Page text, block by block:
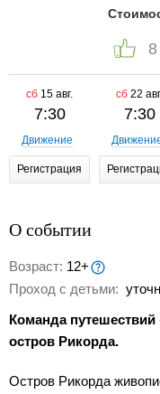
8
сб 15 авг.
7:30
Движение
Регистрация
сб 22
7:30
О событии
Возраст: 12+
Проход с детьми:
Команда
остров Рикорда.
Остров Рикорда